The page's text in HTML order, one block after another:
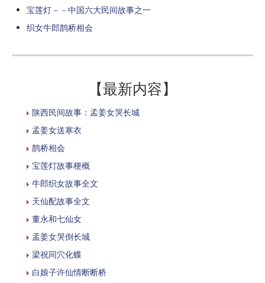
宝莲灯－－中国六大民间故事之一
织女牛郎鹊桥相会
【最新内容】
陕西民间故事：孟姜女哭长城
孟姜女送寒衣
鹊桥相会
宝莲灯故事梗概
牛郎织女故事全文
天仙配故事全文
董永和七仙女
孟姜女哭倒长城
梁祝同穴化蝶
白娘子许仙情断断桥